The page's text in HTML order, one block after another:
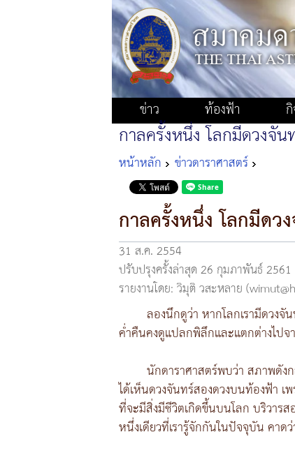
ข่าว ท้องฟ้า
กาลครั้งหนึ่ง โลกมีดวงจัน
หน้าหลัก ข่าวดาราศาสตร์
กาลครั้งหนึ่ง โลกมีดว
31 ส.ค. 2554
ปรับปรุงครั้งล่าสุด 26 กุมภาพันธ์ 2561
รายงานโดย: วิมุติ วสะหลาย
ลองนึกดูว่า หากโลกเรามีดวง
ค่ำคืนคงดูแปลกพิลึกและแตกต่างไปจ
นักดาราศาสตร์พบว่า สภาพดัง
ได้เห็นดวงจันทร์สองดวงบนท้องฟ้า
ที่จะมีสิ่งมีชีวิตเกิดขึ้นบนโลก บริวาร
หนึ่งเดียวที่เรารู้จักกันในปัจจุบัน คา